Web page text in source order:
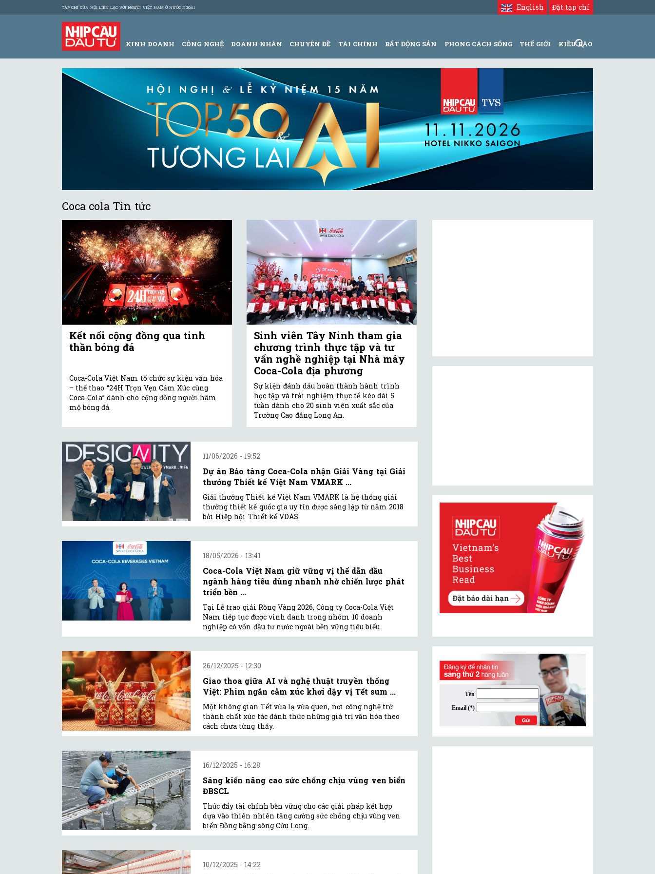
TẠP CHÍ CỦA HỘI LIÊN LẠC VỚI NGƯỜI VIỆT NAM Ở NƯỚC NGOÀI Đặt tạp chí
English
KINH DOANH CÔNG NGHỆ DOANH NHÂN CHUYÊN ĐỀ TÀI CHÍNH BẤT ĐỘNG SẢN PHONG CÁCH SỐNG THẾ GIỚI KIỀU BÀO
Coca cola Tin tức
Kết nối cộng đồng qua tinh
thần bóng đá
Coca-Cola Việt Nam tổ chức sự kiện văn hóa
– thể thao “24H Trọn Vẹn Cảm Xúc cùng
Coca-Cola” dành cho cộng đồng người hâm
mộ bóng đá.
Sinh viên Tây Ninh tham gia
chương trình thực tập và tư
vấn nghề nghiệp tại Nhà máy
Coca-Cola địa phương
Sự kiện đánh dấu hoàn thành hành trình
học tập và trải nghiệm thực tế kéo dài 5
tuần dành cho 20 sinh viên xuất sắc của
Trường Cao đẳng Long An.
11/06/2026 - 19:52
Dự án Bảo tàng Coca-Cola nhận Giải Vàng tại Giải
thưởng Thiết kế Việt Nam VMARK ...
Giải thưởng Thiết kế Việt Nam VMARK là hệ thống giải
thưởng thiết kế quốc gia uy tín được sáng lập từ năm 2018
bởi Hiệp hội Thiết kế VDAS.
18/05/2026 - 13:41
Coca-Cola Việt Nam giữ vững vị thế dẫn đầu
ngành hàng tiêu dùng nhanh nhờ chiến lược phát
triển bền ...
Tại Lễ trao giải Rồng Vàng 2026, Công ty Coca-Cola Việt
Nam tiếp tục được vinh danh trong nhóm 10 doanh
nghiệp có vốn đầu tư nước ngoài bền vững tiêu biểu.
26/12/2025 - 12:30
Giao thoa giữa AI và nghệ thuật truyền thống
Việt: Phim ngắn cảm xúc khơi dậy vị Tết sum ...
Một không gian Tết vừa lạ vừa quen, nơi công nghệ trở
thành chất xúc tác đánh thức những giá trị văn hóa theo
cách chưa từng thấy.
16/12/2025 - 16:28
Sáng kiến nâng cao sức chống chịu vùng ven biển
ĐBSCL
Thúc đẩy tài chính bền vững cho các giải pháp kết hợp
dựa vào thiên nhiên tăng cường sức chống chịu vùng ven
biển Đồng bằng sông Cửu Long.
10/12/2025 - 14:22